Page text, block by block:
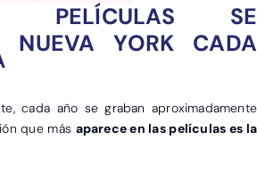
PELÍCULAS SE
NUEVA YORK CADA
cada año se graban aproximadamente
que más aparece en las películas es la